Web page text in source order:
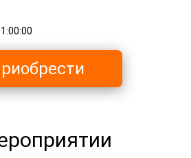
1:00:00